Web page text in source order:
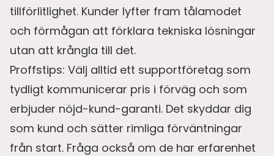
tillförlitlighet. Kunder lyfter fram tålamodet
och förmågan att förklara tekniska lösningar
utan att krångla till det.
Proffstips: Välj alltid ett supportföretag som
tydligt kommunicerar pris i förväg och som
erbjuder nöjd-kund-garanti. Det skyddar dig
som kund och sätter rimliga förväntningar
från start. Fråga också om de har erfarenhet